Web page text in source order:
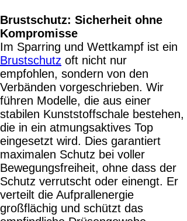
Brustschutz: Sicherheit ohne
Kompromisse
Im Sparring und Wettkampf ist ein
Brustschutz oft nicht nur
empfohlen, sondern von den
Verbänden vorgeschrieben. Wir
führen Modelle, die aus einer
stabilen Kunststoffschale bestehen,
die in ein atmungsaktives Top
eingesetzt wird. Dies garantiert
maximalen Schutz bei voller
Bewegungsfreiheit, ohne dass der
Schutz verrutscht oder einengt. Er
verteilt die Aufprallenergie
großflächig und schützt das